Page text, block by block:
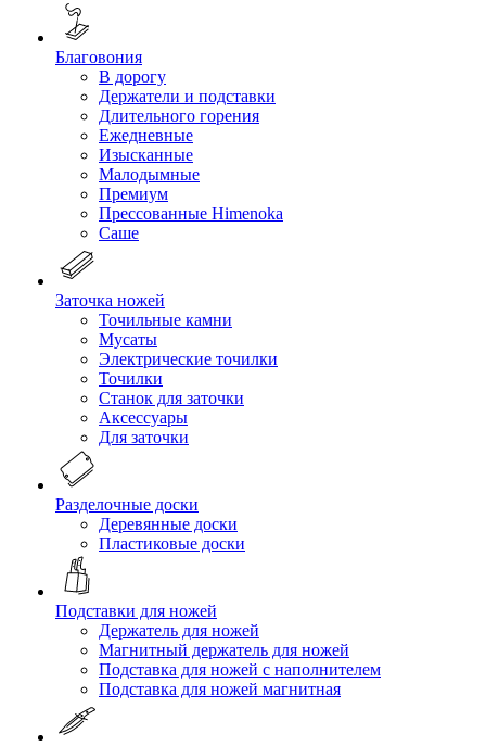
Благовония
В дорогу
Держатели и подставки
Длительного горения
Ежедневные
Изысканные
Малодымные
Премиум
Прессованные Himenoka
Саше
Заточка ножей
Точильные камни
Мусаты
Электрические точилки
Точилки
Станок для заточки
Аксессуары
Для заточки
Разделочные доски
Деревянные доски
Пластиковые доски
Подставки для ножей
Держатель для ножей
Магнитный держатель для ножей
Подставка для ножей с наполнителем
Подставка для ножей магнитная